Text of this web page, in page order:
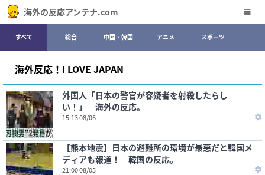
海外の反応アンテナ.com
すべて 総合 中国・韓国 アニメ スポーツ
海外反応！I LOVE JAPAN
外国人「日本の警官が容疑者を射殺したらし
い！」 海外の反応。
15:13 08/06
【熊本地震】日本の避難所の環境が最悪だと韓国メ
ディアも報道！ 韓国の反応。
21:00 08/05